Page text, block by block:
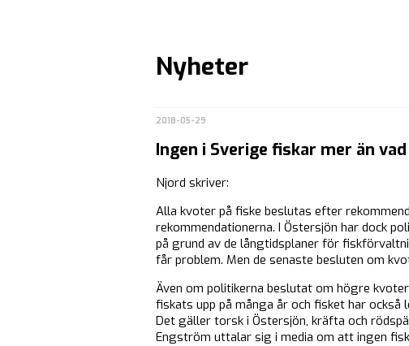
Nyheter
2018-05-29
Ingen i Sverige fiskar mer än
Njord skriver:
Alla kvoter på fiske beslutas efter
rekommendationerna. I Östersjön har dock
på grund av de långtidsplaner för
får problem. Men de senaste besluten om
Även om politikerna beslutat om högre
fiskats upp på många år och fisket har också
Det gäller torsk i Östersjön, kräfta och
Engström uttalar sig i media om att ingen